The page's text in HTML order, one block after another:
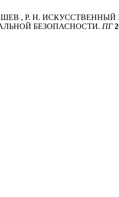
, Р. Н.
БЕЗОПАСНОСТИ. ПГ